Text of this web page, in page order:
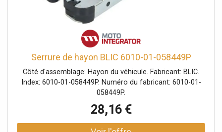
Serrure de hayon BLIC 6010-01-058449P
Côté d'assemblage: Hayon du véhicule. Fabricant: BLIC.
Index: 6010-01-058449P. Numéro du fabricant: 6010-01-
058449P.
28,16 €